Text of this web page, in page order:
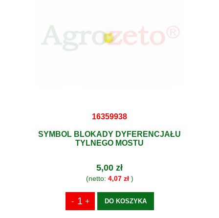
16359938
SYMBOL BLOKADY DYFERENCJAŁU
TYLNEGO MOSTU
5,00 zł
(netto: 4,07 zł)
DO KOSZYKA